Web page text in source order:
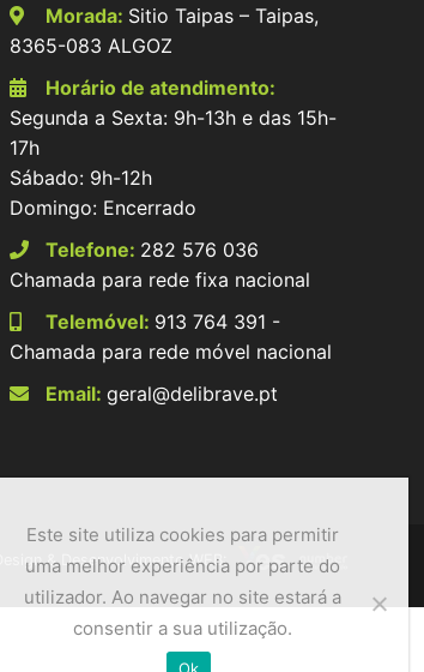
Morada: Sitio Taipas – Taipas,
8365-083 ALGOZ
Horário de atendimento:
Segunda a Sexta: 9h-13h e das 15h-
17h
Sábado: 9h-12h
Domingo: Encerrado
Telefone: 282 576 036
Chamada para rede fixa nacional
Telemóvel: 913 764 391 -
Chamada para rede móvel nacional
Email:geral@delibrave.pt
Design & Desenvolvimento WEB:
Este site utiliza cookies para permitir
uma melhor experiência por parte do
utilizador. Ao navegar no site estará a
consentir a sua utilização.